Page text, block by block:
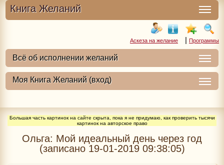
Книга Желаний
Аскеза на желание | Программы
Большая часть картинок на сайте скрыта, пока я не придумаю, как проверить тысячи
картинок на авторское право
Ольга: Мой идеальный день через год
(записано 19-01-2019 09:38:05)